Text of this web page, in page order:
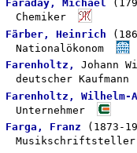
Faraday, Michael
Chemiker
Färber, Heinrich
Nationalökonom
Farenholtz,
Johann
deutscher Kaufmann
Farenholtz, Wilhelm-
Unternehmer
Farga, Franz (1873-
Musikschriftsteller